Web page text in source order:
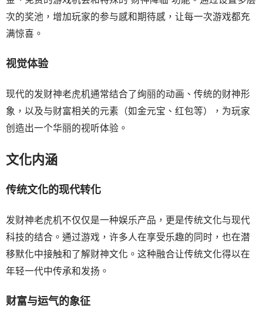
次的奖池，增加玩家的参与感和期待感，让每一次游戏都充
满惊喜。
视觉体验
现代的发财神老虎机通常结合了绚丽的动画、传统的财神形
象，以及与财富相关的元素（如金元宝、红包等），为玩家
创造出一个华丽的视听体验。
文化内涵
传统文化的现代转化
发财神老虎机不仅仅是一种娱乐产品，更是传统文化与现代
科技的结合。通过游戏，许多人在享受乐趣的同时，也在潜
移默化中接触和了解财神文化。这种融合让传统文化得以在
年轻一代中传承和发扬。
财富与运气的象征